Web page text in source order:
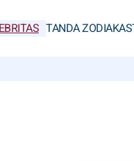
TANDA ZODIAK